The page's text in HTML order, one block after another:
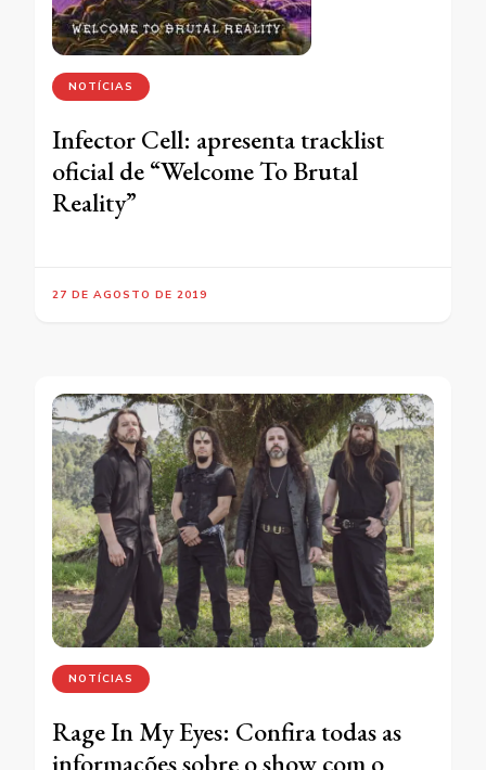
NOTÍCIAS
Infector Cell: apresenta tracklist
oficial de “Welcome To Brutal
Reality”
27 DE AGOSTO DE 2019
NOTÍCIAS
Rage In My Eyes: Confira todas as
informações sobre o show com o